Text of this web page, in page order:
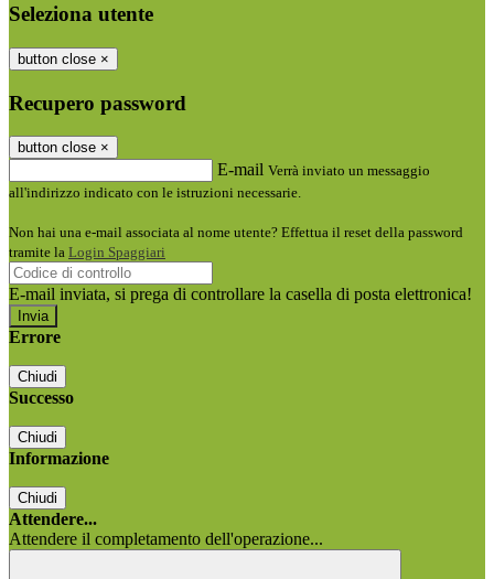
Seleziona utente
button close ×
Recupero password
button close ×
E-mail Verrà inviato un messaggio
all'indirizzo indicato con le istruzioni necessarie.
Non hai una e-mail associata al nome utente? Effettua il reset della password
tramite la Login Spaggiari
E-mail inviata, si prega di controllare la casella di posta elettronica!
Errore
Chiudi
Successo
Chiudi
Informazione
Chiudi
Attendere...
Attendere il completamento dell'operazione...